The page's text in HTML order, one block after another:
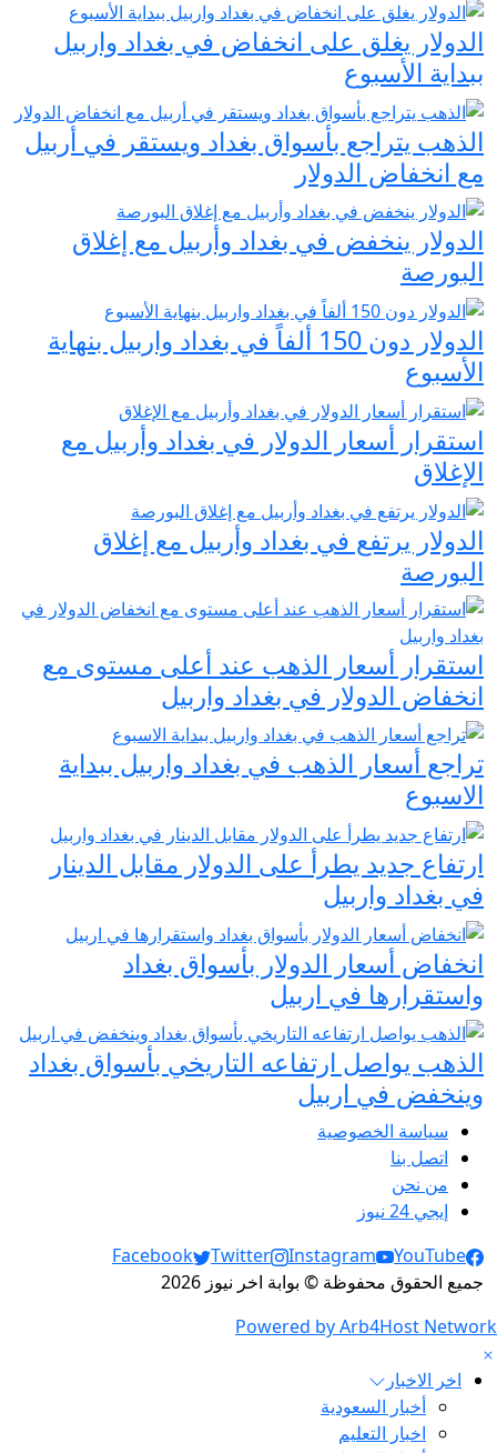
الدولار يغلق على انخفاض في بغداد واربيل
ببداية الأسبوع
الذهب يتراجع بأسواق بغداد ويستقر في أربيل
مع انخفاض الدولار
الدولار ينخفض في بغداد وأربيل مع إغلاق
البورصة
الدولار دون 150 ألفاً في بغداد واربيل بنهاية
الأسبوع
استقرار أسعار الدولار في بغداد وأربيل مع
الإغلاق
الدولار يرتفع في بغداد وأربيل مع إغلاق
البورصة
استقرار أسعار الذهب عند أعلى مستوى مع
انخفاض الدولار في بغداد واربيل
تراجع أسعار الذهب في بغداد واربيل ببداية
الاسبوع
ارتفاع جديد يطرأ على الدولار مقابل الدينار
في بغداد واربيل
انخفاض أسعار الدولار بأسواق بغداد
واستقرارها في اربيل
الذهب يواصل ارتفاعه التاريخي بأسواق بغداد
وينخفض في اربيل
سياسة الخصوصية
اتصل بنا
من نحن
إيجي 24 نيوز
Social Links
Facebook Twitter Instagram
YouTube
جميع الحقوق محفوظة © بوابة اخر نيوز 2026
Powered by Arb4Host Network
اخر الاخبار
أخبار السعودية
اخبار التعليم